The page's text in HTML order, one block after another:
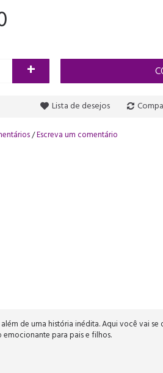
+
Lista de desejos
/Escreva um comentário
de uma história inédita. Aqui você vai
para pais e filhos.